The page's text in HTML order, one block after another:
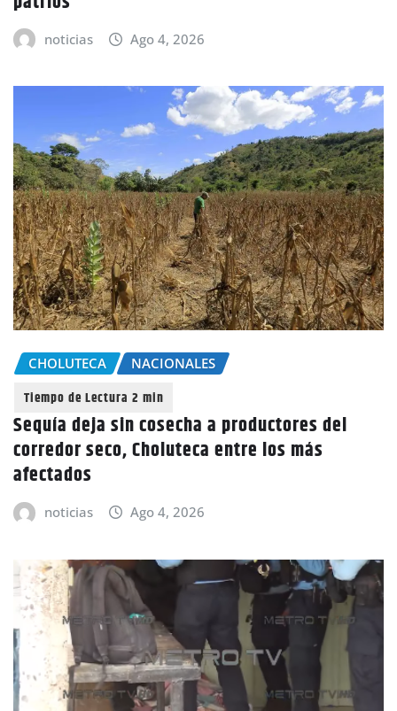
noticias Ago 4, 2026
CHOLUTECA NACIONALES
Sequía deja sin cosecha a productores del
corredor seco, Choluteca entre los más
afectados
noticias Ago 4, 2026